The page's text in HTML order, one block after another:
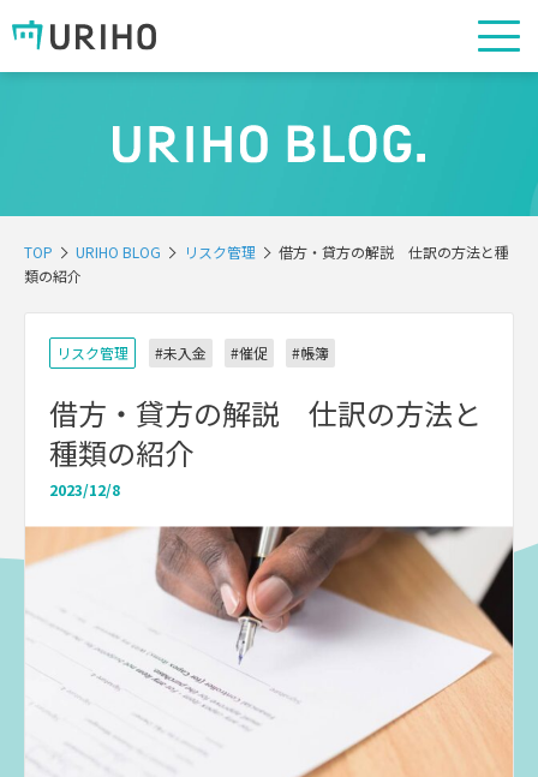
TOP URIHO BLOG リスク管理
借方・貸方の解説 仕訳の方法と種
類の紹介
リスク管理 #未入金 #催促 #帳簿
借方・貸方の解説 仕訳の方法と
種類の紹介
2023/12/8